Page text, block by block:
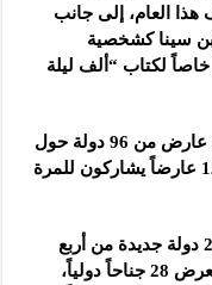
العام، إلى جانب
سينا كشخصية
لكتاب “ألف ليلة
ويشارك في الدورة الحالية أكثر من 1400 عارض من 96 دولة حول
العالم، يتحدثون أكثر من 60 لغة، منهم 120 عارضاً يشاركون للمرة
كما تسجل الدورة مشاركة دور نشر من 20 دولة جديدة من أربع
قارات، تتحدث أكثر من 25 لغة، ويضم المعرض 28 جناحاً دولياً،